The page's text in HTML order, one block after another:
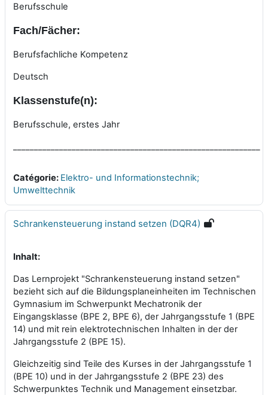
Berufsschule
Fach/Fächer:
Berufsfachliche Kompetenz
Deutsch
Klassenstufe(n):
Berufsschule, erstes Jahr
Catégorie: Elektro- und Informationstechnik;
Umwelttechnik
Schrankensteuerung instand setzen (DQR4)
Inhalt:
Das Lernprojekt "Schrankensteuerung instand setzen"
bezieht sich auf die Bildungsplaneinheiten im Technischen
Gymnasium im Schwerpunkt Mechatronik der
Eingangsklasse (BPE 2, BPE 6), der Jahrgangsstufe 1 (BPE
14) und mit rein elektrotechnischen Inhalten in der der
Jahrgangsstufe 2 (BPE 15).
Gleichzeitig sind Teile des Kurses in der Jahrgangsstufe 1
(BPE 10) und in der Jahrgangsstufe 2 (BPE 23) des
Schwerpunktes Technik und Management einsetzbar.